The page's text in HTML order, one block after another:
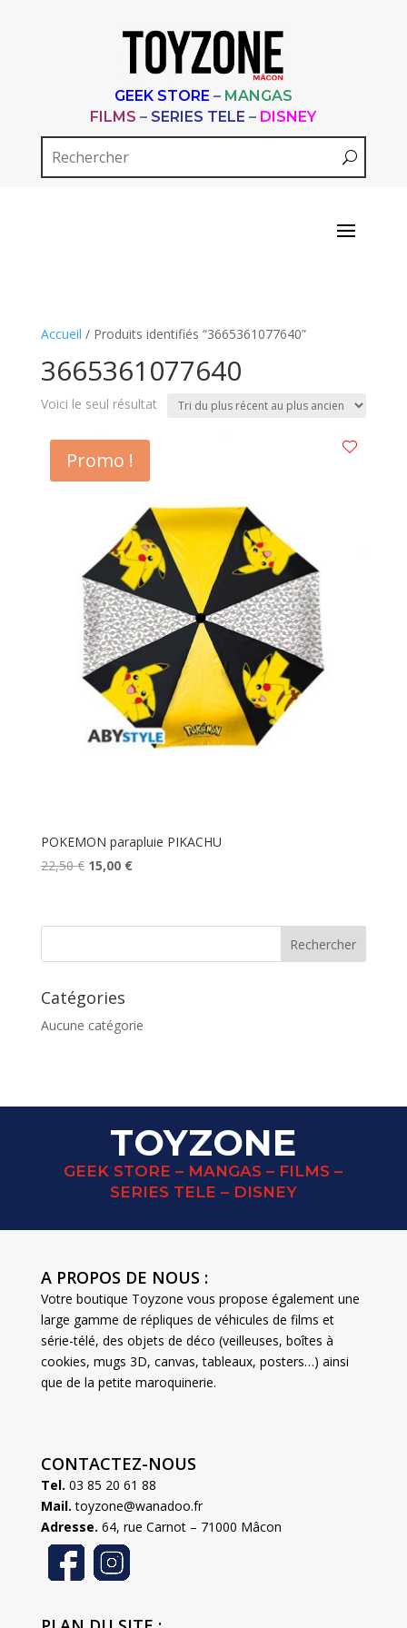
GEEK STORE – MANGAS
FILMS – SERIES TELE – DISNEY
Accueil / Produits identifiés “3665361077640”
3665361077640
Voici le seul résultat
Promo !
POKEMON parapluie PIKACHU
22,50€ Le
était :
15,00 €Le
est :
Catégories
Aucune catégorie
TOYZONE
GEEK STORE – MANGAS – FILMS –
SERIES TELE – DISNEY
A PROPOS DE NOUS :
Votre boutique Toyzone vous propose également une
large gamme de répliques de véhicules de films et
série-télé, des objets de déco (veilleuses, boîtes à
cookies, mugs 3D, canvas, tableaux, posters…) ainsi
que de la petite maroquinerie.
CONTACTEZ-NOUS
Tel. 03 85 20 61 88
Mail. toyzone@wanadoo.fr
Adresse. 64, rue Carnot – 71000 Mâcon